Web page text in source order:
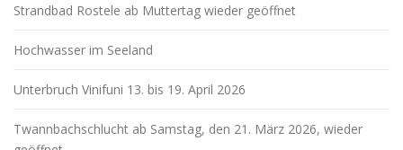
Strandbad Rostele ab Muttertag wieder geöffnet
Hochwasser im Seeland
Unterbruch Vinifuni 13. bis 19. April 2026
Twannbachschlucht ab Samstag, den 21. März 2026, wieder